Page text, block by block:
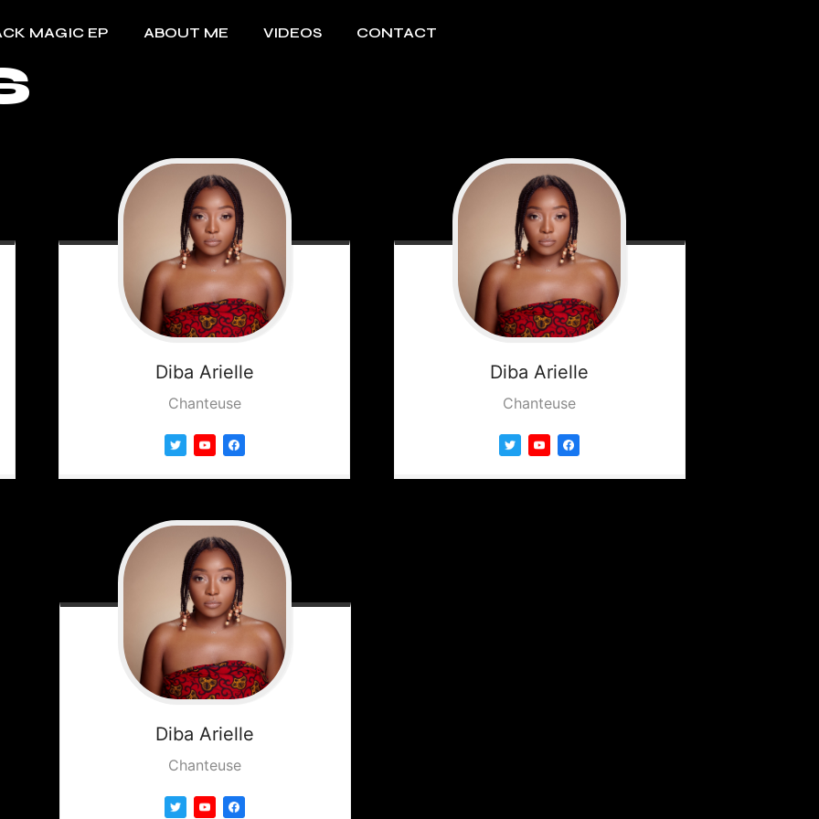
MAGIC EP ABOUT ME VIDEOS CONTACT
Diba Arielle
Chanteuse
Diba Arielle
Chanteuse
Diba Arielle
Chanteuse